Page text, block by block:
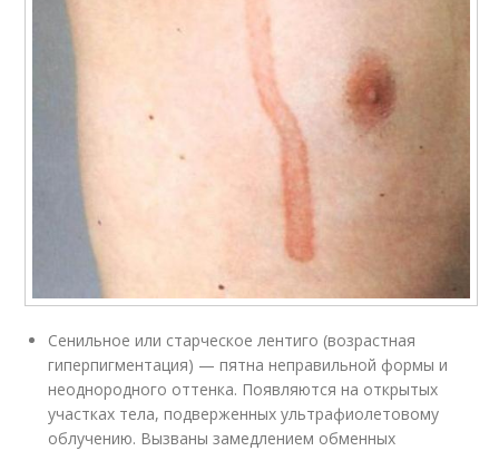
Сенильное или старческое лентиго (возрастная
гиперпигментация) — пятна неправильной формы и
неоднородного оттенка. Появляются на открытых
участках тела, подверженных ультрафиолетовому
облучению. Вызваны замедлением обменных